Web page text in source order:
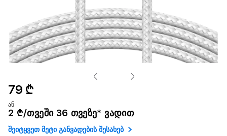
79 ₾
ან
2 ₾/თვეში 36 თვეზე* ვადით
შეიტყვეთ მეტი განვადების შესახებ